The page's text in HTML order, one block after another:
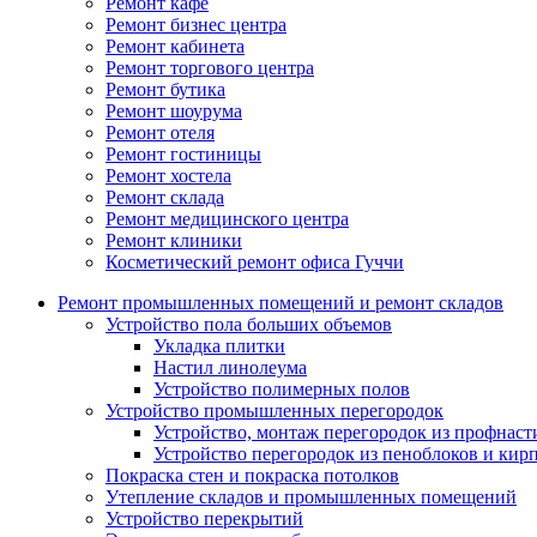
Ремонт бизнес центра
Ремонт кабинета
Ремонт торгового центра
Ремонт бутика
Ремонт шоурума
Ремонт отеля
Ремонт гостиницы
Ремонт хостела
Ремонт склада
Ремонт медицинского центра
Ремонт клиники
Косметический ремонт офиса Гуччи
Ремонт промышленных помещений и ремонт складов
Устройство пола больших объемов
Укладка плитки
Настил линолеума
Устройство полимерных полов
Устройство промышленных перегородок
Устройство, монтаж перегородок из
Устройство перегородок из пеноблоков и
Покраска стен и покраска потолков
Утепление складов и промышленных помещений
Устройство перекрытий